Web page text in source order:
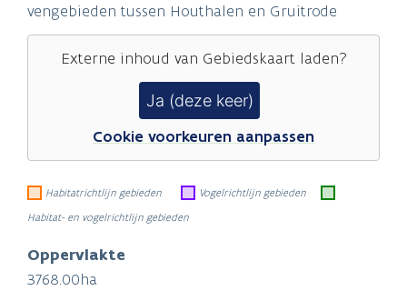
vengebieden tussen Houthalen en Gruitrode
Externe inhoud van Gebiedskaartladen?
Ja (deze keer)
Cookie voorkeuren aanpassen
Habitatrichtlijn gebieden
Vogelrichtlijn gebieden
Habitat- en vogelrichtlijn gebieden
Oppervlakte
3768.00ha